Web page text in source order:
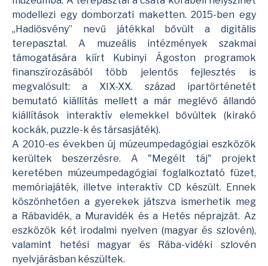
modellezi egy domborzati maketten. 2015-ben egy
„Hadiösvény” nevű játékkal bővült a digitális
terepasztal. A muzeális intézmények szakmai
támogatására kiírt Kubinyi Ágoston programok
finanszírozásából több jelentős fejlesztés is
megvalósult: a XIX-XX. század ipartörténetét
bemutató kiállítás mellett a már meglévő állandó
kiállítások interaktív elemekkel bővültek (kirakó
kockák, puzzle-k és társasjáték).
A 2010-es években új múzeumpedagógiai eszközök
kerültek beszerzésre. A "Megélt táj" projekt
keretében múzeumpedagógiai foglalkoztató füzet,
memóriajáték, illetve interaktív CD készült. Ennek
köszönhetően a gyerekek játszva ismerhetik meg
a Rábavidék, a Muravidék és a Hetés néprajzát. Az
eszközök két irodalmi nyelven (magyar és szlovén),
valamint hetési magyar és Rába-vidéki szlovén
nyelvjárásban készültek.